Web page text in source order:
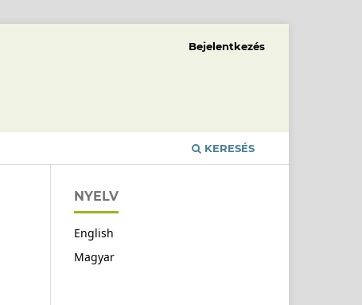
KERESÉS
Bejelentkezés
NYELV
English
Magyar